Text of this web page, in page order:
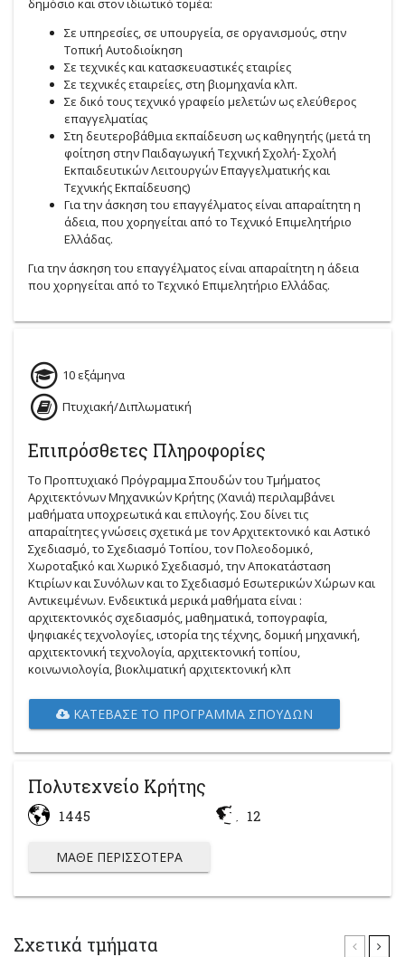
δημόσιο και στον ιδιωτικό τομέα:
Σε υπηρεσίες, σε υπουργεία, σε οργανισμούς, στην
Τοπική Αυτοδιοίκηση
Σε τεχνικές και κατασκευαστικές εταιρίες
Σε τεχνικές εταιρείες, στη βιομηχανία κλπ.
Σε δικό τους τεχνικό γραφείο μελετών ως ελεύθερος
επαγγελματίας
Στη δευτεροβάθμια εκπαίδευση ως καθηγητής (μετά τη
φοίτηση στην Παιδαγωγική Τεχνική Σχολή- Σχολή
Εκπαιδευτικών Λειτουργών Επαγγελματικής και
Τεχνικής Εκπαίδευσης)
Για την άσκηση του επαγγέλματος είναι απαραίτητη η
άδεια, που χορηγείται από το Τεχνικό Επιμελητήριο
Ελλάδας.
Για την άσκηση του επαγγέλματος είναι απαραίτητη η άδεια
που χορηγείται από το Τεχνικό Επιμελητήριο Ελλάδας.
10 εξάμηνα
Πτυχιακή/Διπλωματική
Επιπρόσθετες Πληροφορίες
Το Προπτυχιακό Πρόγραμμα Σπουδών του Τμήματος
Αρχιτεκτόνων Μηχανικών Κρήτης (Χανιά) περιλαμβάνει
μαθήματα υποχρεωτικά και επιλογής. Σου δίνει τις
απαραίτητες γνώσεις σχετικά με τον Αρχιτεκτονικό και Αστικό
Σχεδιασμό, το Σχεδιασμό Τοπίου, τον Πολεοδομικό,
Χωροταξικό και Χωρικό Σχεδιασμό, την Αποκατάσταση
Κτιρίων και Συνόλων και το Σχεδιασμό Εσωτερικών Χώρων και
Αντικειμένων. Ενδεικτικά μερικά μαθήματα είναι :
αρχιτεκτονικός σχεδιασμός, μαθηματικά, τοπογραφία,
ψηφιακές τεχνολογίες, ιστορία της τέχνης, δομική μηχανική,
αρχιτεκτονική τεχνολογία, αρχιτεκτονική τοπίου,
κοινωνιολογία, βιοκλιματική αρχιτεκτονική κλπ
ΚΑΤΈΒΑΣΕ ΤΟ ΠΡΌΓΡΑΜΜΑ ΣΠΟΥΔΏΝ
Πολυτεχνείο Κρήτης
1445 12
ΜΆΘΕ ΠΕΡΙΣΣΌΤΕΡΑ
Σχετικά τμήματα